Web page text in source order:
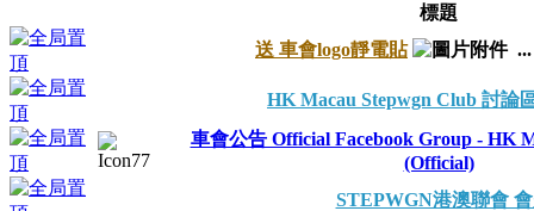
標題
送 車會logo靜電貼
HK Macau Stepwgn Club 討論
車會公告 Official Facebook Group - HK
(Official)
STEPWGN港澳聯會